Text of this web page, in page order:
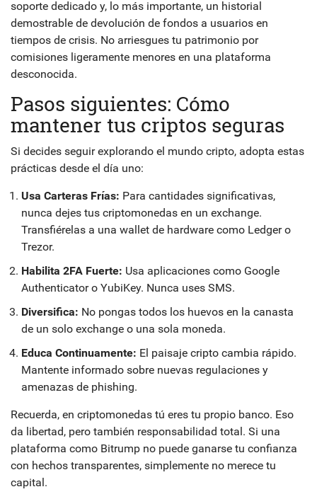
soporte dedicado y, lo más importante, un historial
demostrable de devolución de fondos a usuarios en
tiempos de crisis. No arriesgues tu patrimonio por
comisiones ligeramente menores en una plataforma
desconocida.
Pasos siguientes: Cómo
mantener tus criptos seguras
Si decides seguir explorando el mundo cripto, adopta estas
prácticas desde el día uno:
Usa Carteras Frías: Para cantidades significativas,
nunca dejes tus criptomonedas en un exchange.
Transfiérelas a una wallet de hardware como Ledger o
Trezor.
Habilita 2FA Fuerte: Usa aplicaciones como Google
Authenticator o YubiKey. Nunca uses SMS.
Diversifica: No pongas todos los huevos en la canasta
de un solo exchange o una sola moneda.
Educa Continuamente: El paisaje cripto cambia rápido.
Mantente informado sobre nuevas regulaciones y
amenazas de phishing.
Recuerda, en criptomonedas tú eres tu propio banco. Eso
da libertad, pero también responsabilidad total. Si una
plataforma como Bitrump no puede ganarse tu confianza
con hechos transparentes, simplemente no merece tu
capital.